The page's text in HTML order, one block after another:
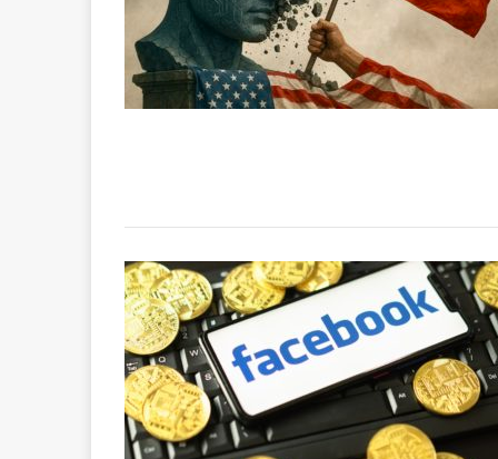
[ 2 février 2026 ]
financier
[ 23 septembre
financement
[ 22 septembre